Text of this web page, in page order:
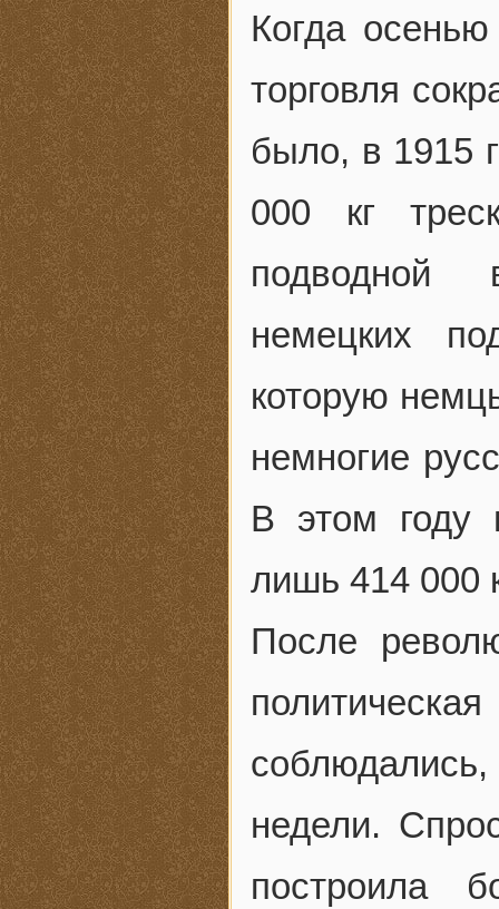
Когда
торговля
было, в 1915
000 кг
подводной
немецких
которую
немногие
В этом году
лишь 414 000
После
недели.
построила